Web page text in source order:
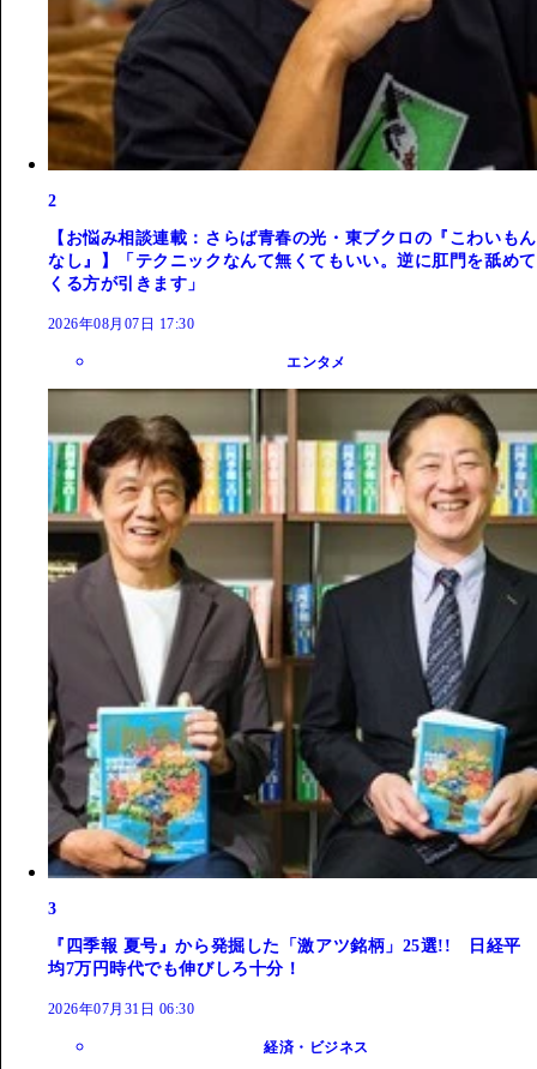
2
【お悩み相談連載：さらば青春の光・東ブクロの『こわいもん
なし』】「テクニックなんて無くてもいい。逆に肛門を舐めて
くる方が引きます」
2026年08月07日 17:30
エンタメ
3
『四季報 夏号』から発掘した「激アツ銘柄」25選!! 日経平
均7万円時代でも伸びしろ十分！
2026年07月31日 06:30
経済・ビジネス